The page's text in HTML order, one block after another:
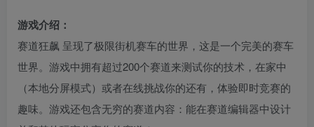
游戏介绍：
赛道狂飙 呈现了极限街机赛车的世界，这是一个完美的赛车
世界。游戏中拥有超过200个赛道来测试你的技术，在家中
（本地分屏模式）或者在线挑战你的还有，体验即时竞赛的
趣味。游戏还包含无穷的赛道内容：能在赛道编辑器中设计